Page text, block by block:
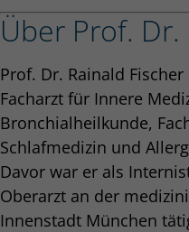
Über Prof. Dr.
Prof. Dr. Rainald
Facharzt für Innere
Bronchialheilkunde,
Schlafmedizin und
Davor war er als
Oberarzt an der
Innenstadt München